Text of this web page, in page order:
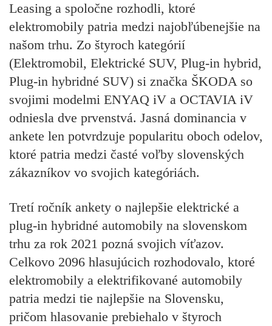
Leasing a spoločne rozhodli, ktoré
elektromobily patria medzi najobľúbenejšie na
našom trhu. Zo štyroch kategórií
(Elektromobil, Elektrické SUV, Plug-in hybrid,
Plug-in hybridné SUV) si značka ŠKODA so
svojimi modelmi ENYAQ iV a OCTAVIA iV
odniesla dve prvenstvá. Jasná dominancia v
ankete len potvrdzuje popularitu oboch odelov,
ktoré patria medzi časté voľby slovenských
zákazníkov vo svojich kategóriách.
Tretí ročník ankety o najlepšie elektrické a
plug-in hybridné automobily na slovenskom
trhu za rok 2021 pozná svojich víťazov.
Celkovo 2096 hlasujúcich rozhodovalo, ktoré
elektromobily a elektrifikované automobily
patria medzi tie najlepšie na Slovensku,
pričom hlasovanie prebiehalo v štyroch